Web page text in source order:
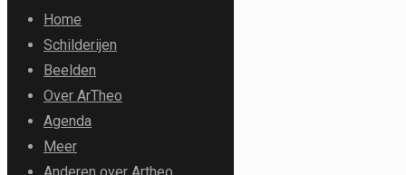
Home
Schilderijen
Beelden
Over ArTheo
Agenda
Meer